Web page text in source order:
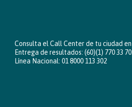
Consulta el Call Center de tu ciudad en
Entrega de resultados: (60)(1) 770 33 70.
Línea Nacional: 01 8000 113 302